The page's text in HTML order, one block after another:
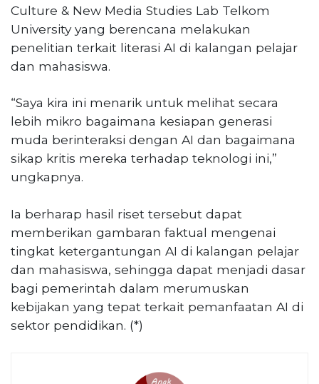
Culture & New Media Studies Lab Telkom
University yang berencana melakukan
penelitian terkait literasi AI di kalangan pelajar
dan mahasiswa.
“Saya kira ini menarik untuk melihat secara
lebih mikro bagaimana kesiapan generasi
muda berinteraksi dengan AI dan bagaimana
sikap kritis mereka terhadap teknologi ini,”
ungkapnya.
Ia berharap hasil riset tersebut dapat
memberikan gambaran faktual mengenai
tingkat ketergantungan AI di kalangan pelajar
dan mahasiswa, sehingga dapat menjadi dasar
bagi pemerintah dalam merumuskan
kebijakan yang tepat terkait pemanfaatan AI di
sektor pendidikan. (*)